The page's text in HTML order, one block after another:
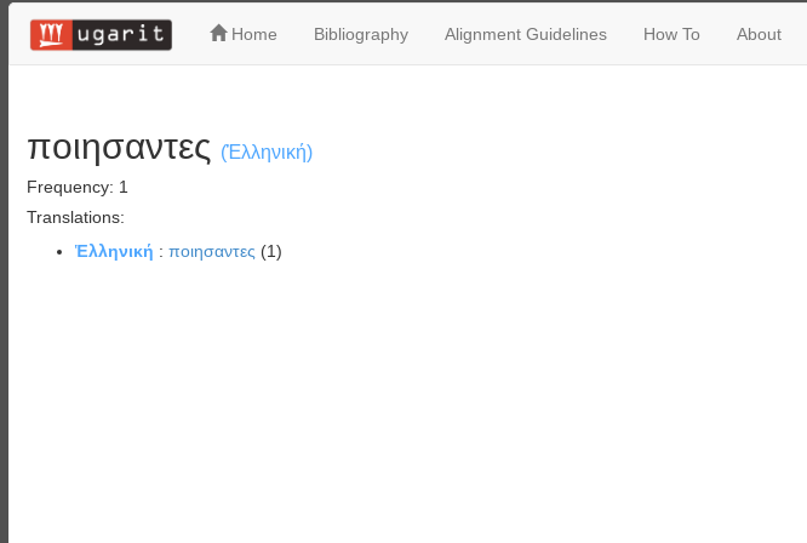
Home Bibliography Alignment Guidelines How To About
ποιησαντες (Ἑλληνική)
Frequency: 1
Translations:
Ἑλληνική : ποιησαντες (1)